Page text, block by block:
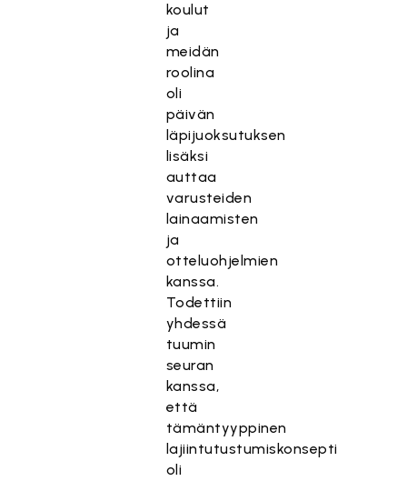
koulut
ja
meidän
roolina
oli
päivän
läpijuoksutuksen
lisäksi
auttaa
varusteiden
lainaamisten
ja
otteluohjelmien
kanssa.
Todettiin
yhdessä
tuumin
seuran
kanssa,
että
tämäntyyppinen
lajiintutustumiskonsepti
oli